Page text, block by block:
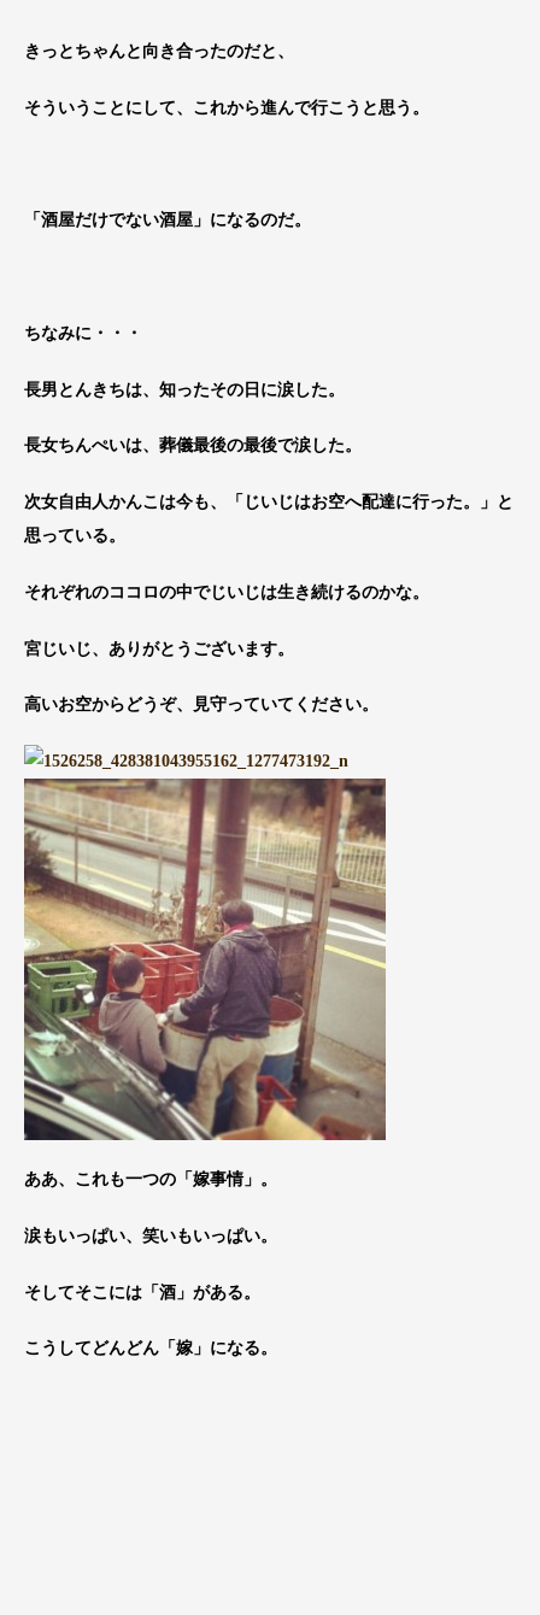
きっとちゃんと向き合ったのだと、
そういうことにして、これから進んで行こうと思う。
「酒屋だけでない酒屋」になるのだ。
ちなみに・・・
長男とんきちは、知ったその日に涙した。
長女ちんぺいは、葬儀最後の最後で涙した。
次女自由人かんこは今も、「じいじはお空へ配達に行った。」と
思っている。
それぞれのココロの中でじいじは生き続けるのかな。
宮じいじ、ありがとうございます。
高いお空からどうぞ、見守っていてください。
ああ、これも一つの「嫁事情」。
涙もいっぱい、笑いもいっぱい。
そしてそこには「酒」がある。
こうしてどんどん「嫁」になる。